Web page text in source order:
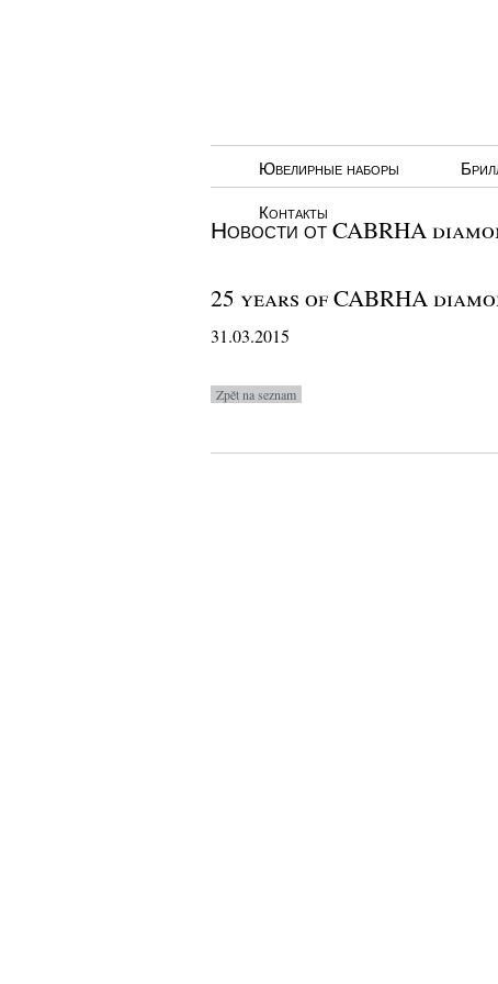
Ювелирные наборы
Контакты
Новости от CABRHA
25 years of CABRHA
31.03.2015